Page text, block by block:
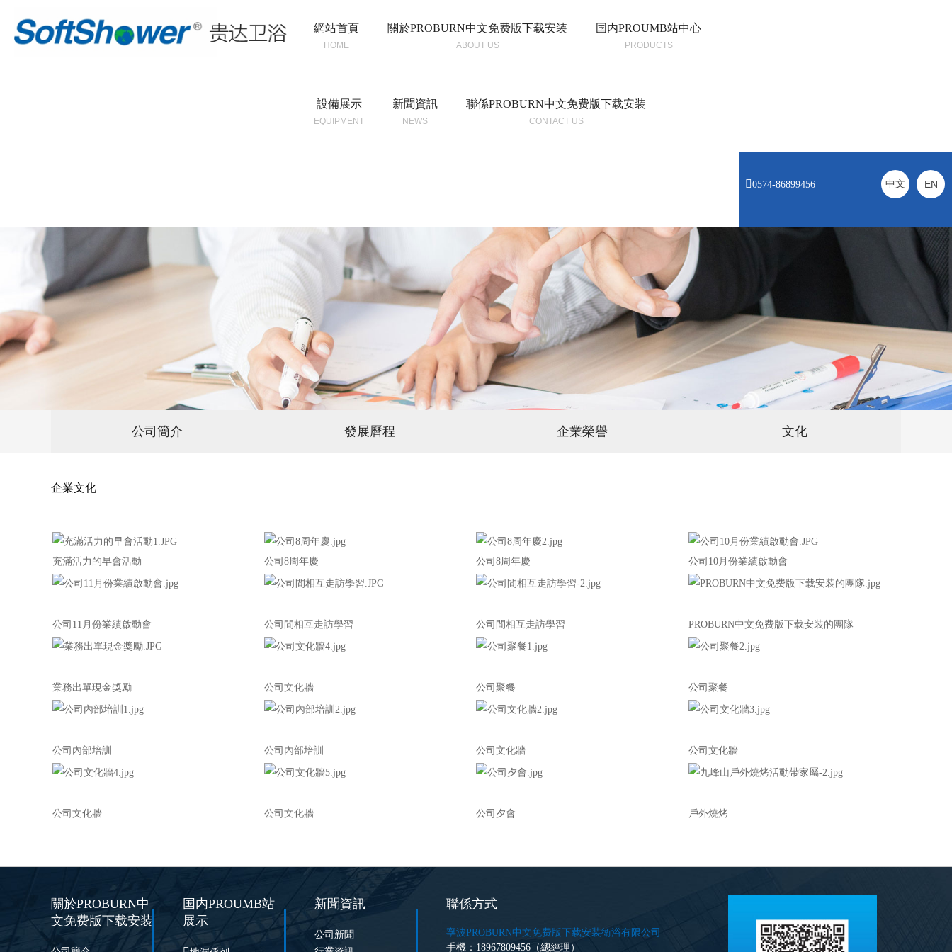
網站首頁
HOME
關於PROBURN中文免费版下载安装
ABOUT US
国内PROUMB站中心
PRODUCTS
設備展示
EQUIPMENT
新聞資訊
NEWS
聯係PROBURN中文免费版下载安装
CONTACT US
EN
中文
0574-86899456
公司簡介 發展曆程 企業榮譽 文化
企業文化
充滿活力的早會活動 公司8周年慶 公司8周年慶 公司10月份業績啟動會
公司11月份業績啟動會 公司間相互走訪學習 公司間相互走訪學習 PROBURN中文免费版下载安装的團隊
業務出單現金獎勵 公司文化牆 公司聚餐 公司聚餐
公司內部培訓 公司內部培訓 公司文化牆 公司文化牆
公司文化牆 公司文化牆 公司夕會 戶外燒烤
關於PROBURN中
文免费版下载安装
国内PROUMB站
展示
新聞資訊
公司新聞
聯係方式
寧波PROBURN中文免费版下载安装衛浴有限公司
手機：18967809456（總經理）